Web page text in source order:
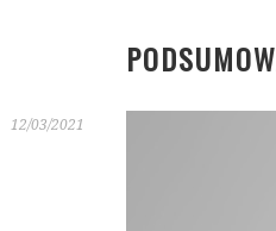
12/03/2021